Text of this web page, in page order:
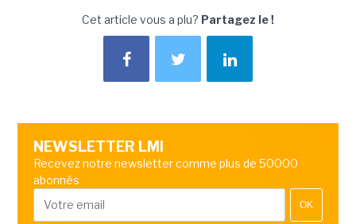
Cet article vous a plu? Partagez le !
NEWSLETTER LMI
Recevez notre newsletter comme plus de 50000
abonnés
OK